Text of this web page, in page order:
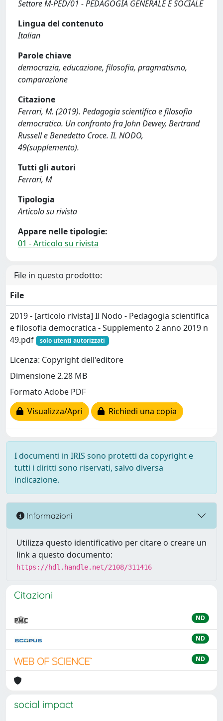
Settore M-PED/01 - PEDAGOGIA GENERALE E SOCIALE
Lingua del contenuto
Italian
Parole chiave
democrazia, educazione, filosofia, pragmatismo,
comparazione
Citazione
Ferrari, M. (2019). Pedagogia scientifica e filosofia
democratica. Un confronto fra John Dewey, Bertrand
Russell e Benedetto Croce. IL NODO,
49(supplemento).
Tutti gli autori
Ferrari, M
Tipologia
Articolo su rivista
Appare nelle tipologie:
01 - Articolo su rivista
File in questo prodotto:
File
2019 - [articolo rivista] Il Nodo - Pedagogia scientifica
e filosofia democratica - Supplemento 2 anno 2019 n
49.pdf
solo utenti autorizzati
Licenza: Copyright dell'editore
Dimensione 2.28 MB
Formato Adobe PDF
Visualizza/Apri
Richiedi una copia
I documenti in IRIS sono protetti da copyright e
tutti i diritti sono riservati, salvo diversa
indicazione.
Informazioni
Utilizza questo identificativo per citare o creare un
link a questo documento:
https://hdl.handle.net/2108/311416
Citazioni
ND
ND
ND
social impact